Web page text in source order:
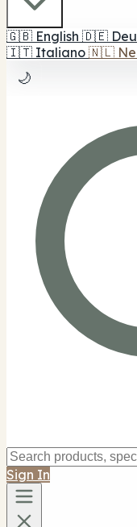
🇬🇧 English 🇩🇪
🇮🇹 Italiano 🇳🇱
🌙
Sign In